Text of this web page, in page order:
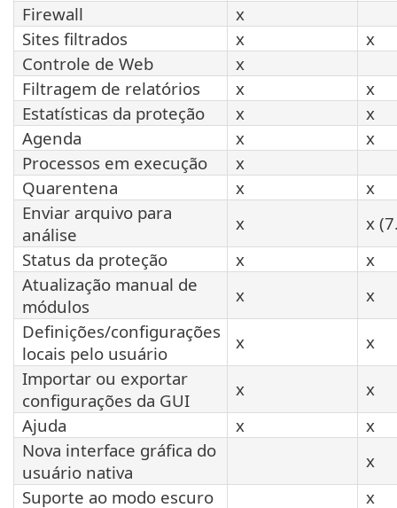
Firewall
x
Sites filtrados
x
x
Controle de Web
x
Filtragem de relatórios
x
x
Estatísticas da proteção
x
x
Agenda
x
x
Processos em execução
x
Quarentena
x
x
Enviar arquivo para
análise
x
x
Status da proteção
x
x
Atualização manual de
módulos
x
x
Definições/configurações
locais pelo usuário
x
x
Importar ou exportar
configurações da GUI
x
x
Ajuda
x
x
Nova interface gráfica do
usuário nativa
x
Suporte ao modo escuro
x